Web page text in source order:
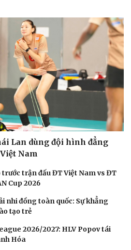
Lan dùng đội hình đẳng
Nam
trước trận đấu ĐT Việt Nam vs ĐT
Cup 2026
nhi đồng toàn quốc: Sự khẳng
tạo trẻ
2026/2027: HLV Popov tái
Hóa